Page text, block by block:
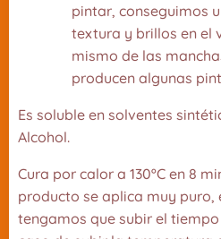
pintar, conseguimos
textura y brillos en el
mismo de las
producen algunas
Es soluble en solventes
Alcohol.
Cura por calor a 130ºC en 8
producto se aplica muy puro,
tengamos que subir el